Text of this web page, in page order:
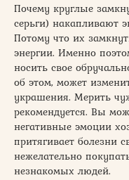
Почему круглые
серьги) накапливают
Потому что их
энергии. Именно
носить свое
об этом, может
украшения. Мерить
рекомендуется. Вы
негативные эмоции
притягивает болезни
нежелательно
незнакомых людей.